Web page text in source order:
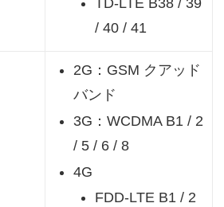
TD-LTE B38 / 39
/ 40 / 41
2G：GSM クアッド
バンド
3G：WCDMA B1 / 2
/ 5 / 6 / 8
4G
FDD-LTE B1 / 2